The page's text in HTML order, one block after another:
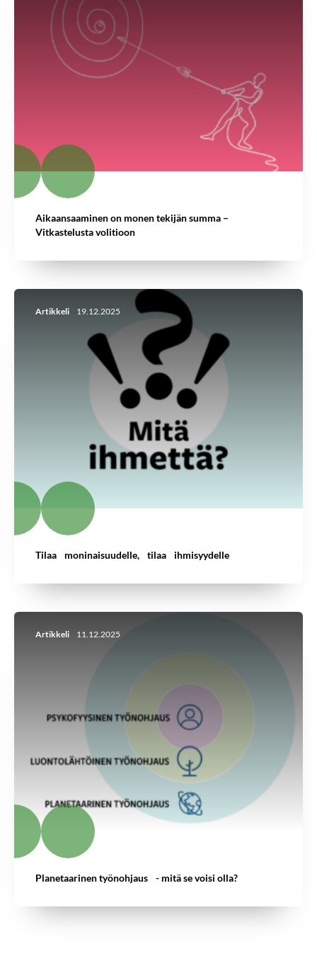
Aikaansaaminen on monen tekijän summa –
Vitkastelusta volitioon
Artikkeli 19.12.2025
Tilaa moninaisuudelle, tilaa ihmisyydelle
Artikkeli 11.12.2025
Planetaarinen työnohjaus - mitä se voisi olla?